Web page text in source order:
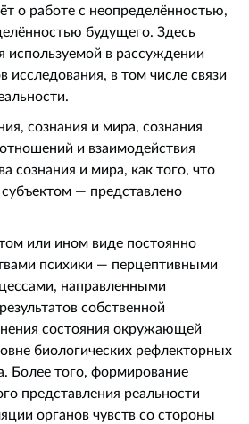
о работе с неопределённостью,
будущего. Здесь
используемой в рассуждении
исследования, в том числе связи
сознания и мира, сознания
и взаимодействия
сознания и мира, как того, что
— представлено
или ином виде постоянно
психики — перцептивными
направленными
собственной
состояния окружающей
биологических рефлекторных
Более того, формирование
представления реальности
органов чувств со стороны